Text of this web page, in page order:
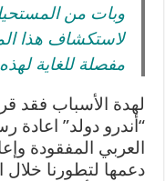
وبات من
لاستكشاف هذا
مفصلة للغاية
لهدة الأسباب فقد
“أندرو دولد” اعادة
العربي المفقودة
دعمها لتطورنا